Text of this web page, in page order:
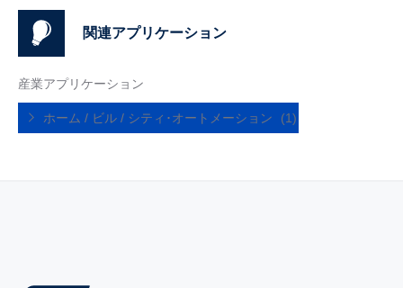
関連アプリケーション
産業アプリケーション
ホーム / ビル / シティ･オートメーション (1)